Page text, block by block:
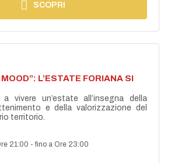
SCOPRI
MOOD”: L’ESTATE FORIANA SI
vivere un’estate all’insegna della
e della valorizzazione del
territorio.
21:00 -fino a Ore 23:00